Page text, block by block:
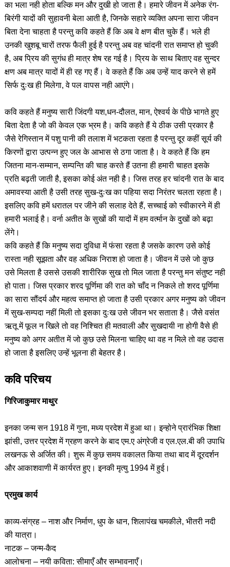
का भला नही होता बल्कि मन और दुखी हो जाता है। हमारे जीवन में अनेक रंग-
बिरंगी यादों की सुहावनी बेला आती है, जिनके सहारे व्यक्ति अपना सारा जीवन
बिता देना चाहता है परन्तु कवि कहते हैं कि अब वे क्षण बीत चुके हैं। भले ही
उनकी खुशबू चारों तरफ फैली हुई है परन्तु अब वह चांदनी रात समाप्त हो चुकी
है, अब प्रिय की सुगंध ही मात्र शेष रह गई है। प्रिय के साथ बिताए वह सुन्दर
क्षण अब मात्र यादों में ही रह गए हैं। वे कहते हैं कि अब उन्हें याद करने से हमें
सिर्फ दुःख ही मिलेगा, वे पल वापस नही आएंगे।
कवि कहते हैं मनुष्य सारी जिंदगी यश,धन-दौलत, मान, ऐश्वर्य के पीछे भागते हुए
बिता देता है जो की केवल एक भ्रम है। कवि कहते हैं ये ठीक उसी प्रकार है
जैसे रेगिस्तान में पशु पानी की तलाश में भटकता रहता है परन्तु दूर कहीं सूर्य की
किरणों द्वारा उत्पन्न हुए जल के आभास से ठगा जाता है। वे कहते हैं कि हम
जितना मान-सम्मान, सम्पन्ति की चाह करते हैं उतना ही हमारी चाहत इसके
प्रति बढ़ती जाती है, इसका कोई अंत नही है। जिस तरह हर चांदनी रात के बाद
अमावस्या आती है उसी तरह सुख-दुःख का पहिया सदा निरंतर चलता रहता है।
इसलिए कवि हमें धरातल पर जीने की सलाह देते हैं, सच्चाई को स्वीकारने में ही
हमारी भलाई है। वर्ना अतीत के सुखों की यादों में हम वर्त्मान के दुखों को बढ़ा
लेंगे।
कवि कहते हैं कि मनुष्य सदा दुविधा में फंसा रहता है जसके कारण उसे कोई
रास्ता नही सूझता और वह अधिक निराश हो जाता है। जीवन में उसे जो कुछ
उसे मिलता है उससे उसकी शारीरिक सुख तो मिल जाता है परन्तु मन संतुष्ट नही
हो पाता। जिस प्रकार शरद पूर्णिमा की रात को चाँद न निकले तो शरद पूर्णिमा
का सारा सौंदर्य और महत्व समाप्त हो जाता है उसी प्रकार अगर मनुष्य को जीवन
में सुख-सम्पदा नहीं मिली तो इसका दुःख उसे जीवन भर सताता है। जैसे वसंत
ऋतू में फूल न खिले तो वह निश्चित ही मतवाली और सुखदायी ना होगी वैसे ही
मनुष्य को अगर अतीत में जो कुछ उसे मिलना चाहिए था वह न मिले तो वह उदास
हो जाता है इसलिए उन्हें भूलना ही बेहतर है।
कवि परिचय
गिरिजाकुमार माथुर
इनका जन्म सन 1918 में गुना, मध्य प्रदेश में हुआ था। इन्होने प्रारंभिक शिक्षा
झांसी, उत्तर प्रदेश में ग्रहण करने के बाद एम.ए अंग्रेजी व एल.एल.बी की उपाधि
लखनऊ से अर्जित की। शुरू में कुछ समय वकालत किया तथा बाद में दूरदर्शन
और आकाशवाणी में कार्यरत हुए। इनकी मृत्यु 1994 में हुई।
प्रमुख कार्य
काव्य-संग्रह – नाश और निर्माण, धुप के धान, शिलापंख चमकीले, भीतरी नदी
की यात्रा।
नाटक – जन्म-कैद
आलोचना – नयी कविता: सीमाएँ और सम्भावनाएँ।